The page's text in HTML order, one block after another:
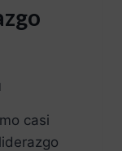
casi